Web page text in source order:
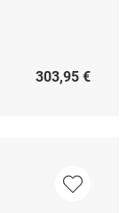
303,95 €